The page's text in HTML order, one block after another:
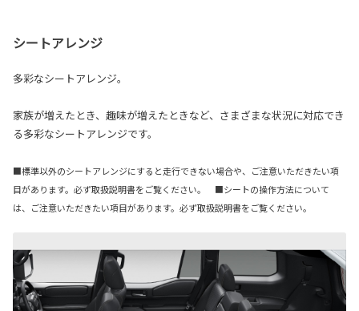
シートアレンジ
多彩なシートアレンジ。
家族が増えたとき、趣味が増えたときなど、さまざまな状況に対応でき
る多彩なシートアレンジです。
■標準以外のシートアレンジにすると走行できない場合や、ご注意いただきたい項
目があります。必ず取扱説明書をご覧ください。 ■シートの操作方法について
は、ご注意いただきたい項目があります。必ず取扱説明書をご覧ください。